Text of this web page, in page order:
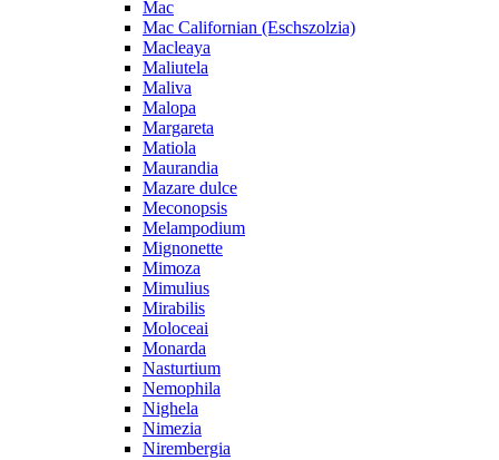
Mac
Mac Californian (Eschszolzia)
Macleaya
Maliutela
Maliva
Malopa
Margareta
Matiola
Maurandia
Mazare dulce
Meconopsis
Melampodium
Mignonette
Mimoza
Mimulius
Mirabilis
Moloceai
Monarda
Nasturtium
Nemophila
Nighela
Nimezia
Nirembergia